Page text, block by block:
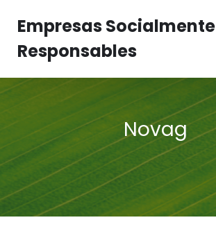
Empresas Socialmente
Responsables
Novag